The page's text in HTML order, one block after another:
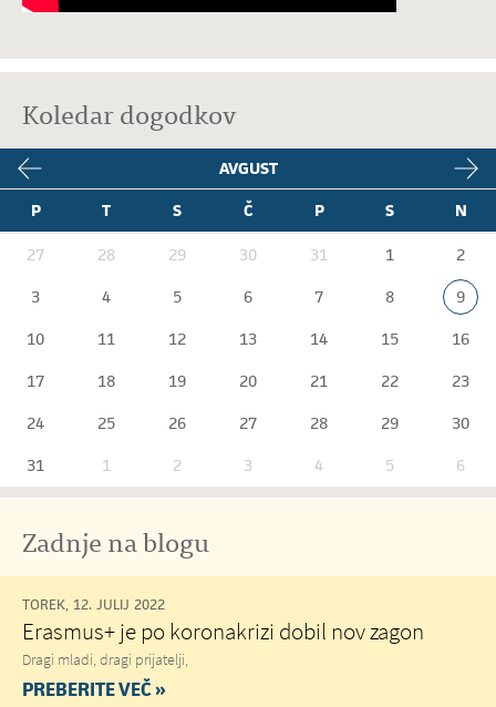
Koledar dogodkov
AVGUST
P
T S Č P S N
27 28 29 30 31 1
2
3
4 5 6 7 8
9
10
11 12 13 14 15
16
17
18 19 20 21 22
23
24
25 26 27 28 29
30
31
1 2 3 4 5 6
Zadnje na blogu
TOREK, 12. JULIJ 2022
Erasmus+ je po koronakrizi dobil nov zagon
Dragi mladi, dragi prijatelji,
PREBERITE VEČ »